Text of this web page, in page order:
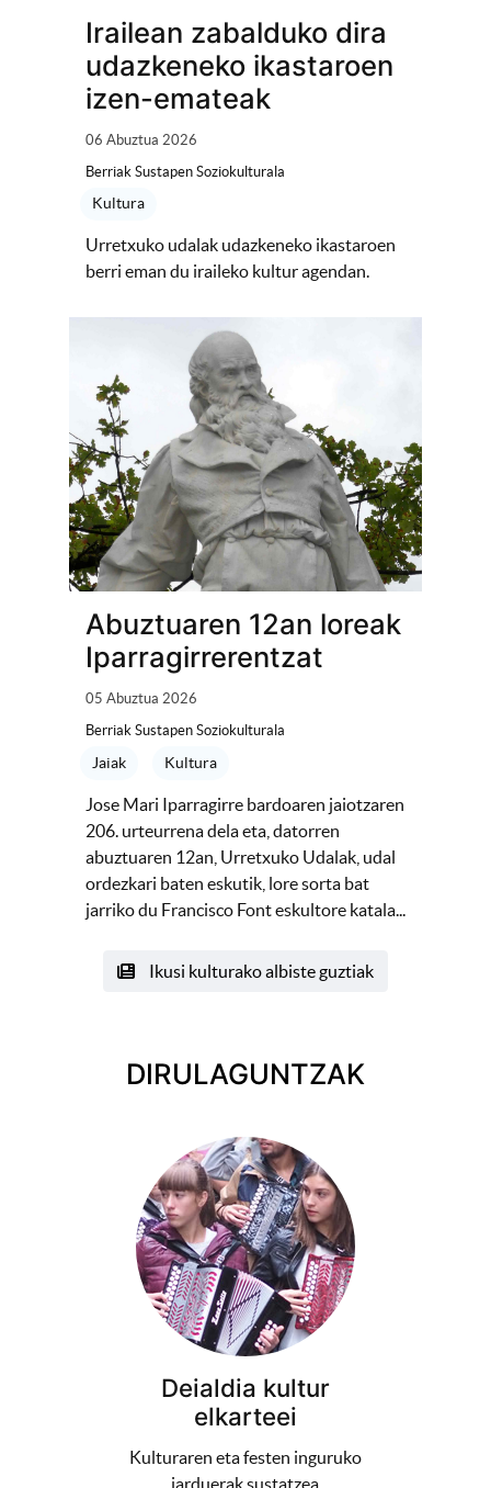
Irailean zabalduko dira
udazkeneko ikastaroen
izen-emateak
06 Abuztua 2026
Berriak Sustapen Soziokulturala
Kultura
Urretxuko udalak udazkeneko ikastaroen
berri eman du iraileko kultur agendan.
Abuztuaren 12an loreak
Iparragirrerentzat
05 Abuztua 2026
Berriak Sustapen Soziokulturala
Jaiak Kultura
Jose Mari Iparragirre bardoaren jaiotzaren
206. urteurrena dela eta, datorren
abuztuaren 12an, Urretxuko Udalak, udal
ordezkari baten eskutik, lore sorta bat
jarriko du Francisco Font eskultore katala...
Ikusi kulturako albiste guztiak
DIRULAGUNTZAK
Deialdia kultur
elkarteei
Kulturaren eta festen inguruko
jarduerak sustatzea